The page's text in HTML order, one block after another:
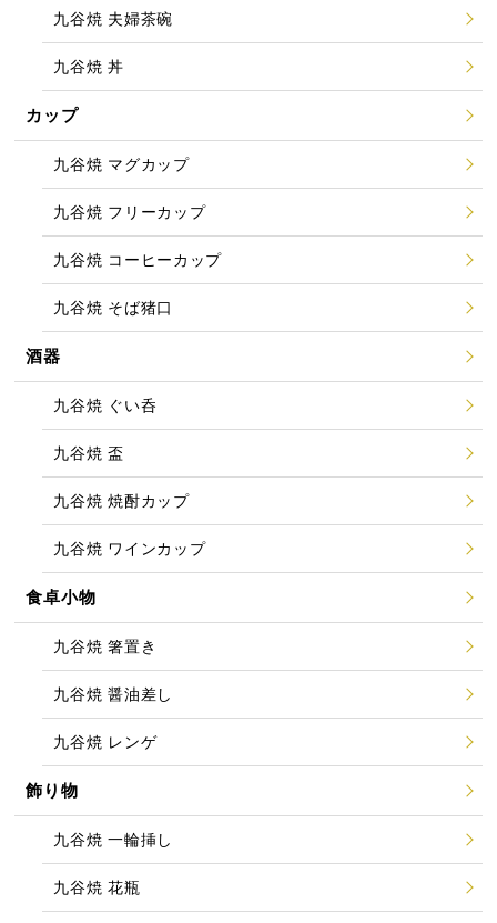
九谷焼 夫婦茶碗
九谷焼 丼
カップ
九谷焼 マグカップ
九谷焼 フリーカップ
九谷焼 コーヒーカップ
九谷焼 そば猪口
酒器
九谷焼 ぐい呑
九谷焼 盃
九谷焼 焼酎カップ
九谷焼 ワインカップ
食卓小物
九谷焼 箸置き
九谷焼 醤油差し
九谷焼 レンゲ
飾り物
九谷焼 一輪挿し
九谷焼 花瓶